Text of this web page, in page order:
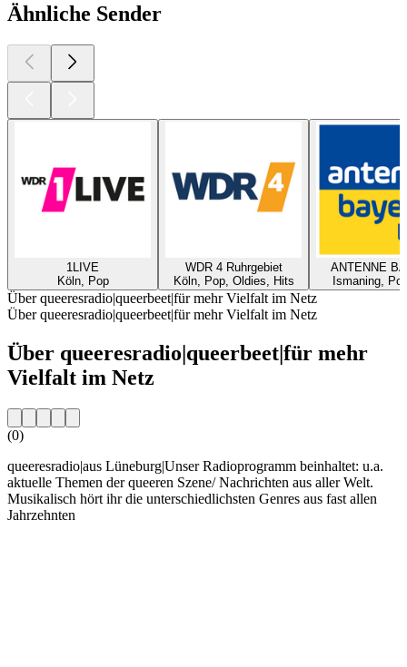
Ähnliche Sender
1LIVE
Köln, Pop
WDR 4 Ruhrgebiet
Köln, Pop, Oldies, Hits
ANTENNE
Ismaning,
Über queeresradio|queerbeet|für mehr Vielfalt im Netz
Über queeresradio|queerbeet|für mehr Vielfalt im Netz
Über queeresradio|queerbeet|für mehr
Vielfalt im Netz
(0)
queeresradio|aus Lüneburg|Unser Radioprogramm beinhaltet: u.a.
aktuelle Themen der queeren Szene/ Nachrichten aus aller Welt.
Musikalisch hört ihr die unterschiedlichsten Genres aus fast allen
Jahrzehnten